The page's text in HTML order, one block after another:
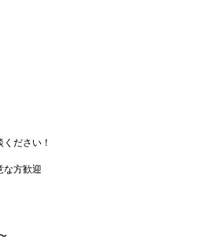
ださい！
な方歓迎